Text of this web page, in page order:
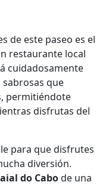
de este paseo es el
restaurante local
cuidadosamente
que
permitiéndote
disfrutas del
para que disfrutes
diversión.
do Cabode una